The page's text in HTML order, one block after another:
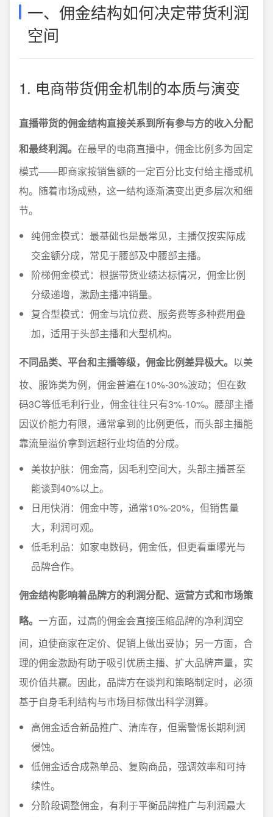
一、佣金结构如何决定带货利润
空间
1. 电商带货佣金机制的本质与演变
直播带货的佣金结构直接关系到所有参与方的收入分配
和最终利润。 在最早的电商直播中，佣金比例多为固定
模式——即商家按销售额的一定百分比支付给主播或机
构。随着市场成熟，这一结构逐渐演变出更多层次和细
节。
纯佣金模式：最基础也是最常见，主播仅按实际成
交金额分成，常见于腰部及中腰部主播。
阶梯佣金模式：根据带货业绩达标情况，佣金比例
分级递增，激励主播冲销量。
复合型模式：佣金与坑位费、服务费等多种费用叠
加，适用于头部主播和大型机构。
不同品类、平台和主播等级，佣金比例差异极大。 以美
妆、服饰类为例，佣金普遍在10%-30%波动；但在数
码3C等低毛利行业，佣金往往只有3%-10%。腰部主播
因议价能力有限，通常拿到的比例更低，而头部主播能
靠流量溢价拿到远超行业均值的分成。
美妆护肤：佣金高，因毛利空间大，头部主播甚至
能谈到40%以上。
日用快消：佣金中等，通常10%-20%，但销售量
大，利润可观。
低毛利品：如家电数码，佣金低，但更看重曝光与
品牌合作。
佣金结构影响着品牌方的利润分配、运营方式和市场策
略。 一方面，过高的佣金会直接压缩品牌的净利润空
间，迫使商家在定价、促销上做出妥协；另一方面，合
理的佣金激励有助于吸引优质主播、扩大品牌声量，实
现价值共赢。因此，品牌方在谈判和策略制定时，必须
基于自身毛利结构与市场目标做出科学测算。
高佣金适合新品推广、清库存，但需警惕长期利润
侵蚀。
低佣金适合成熟单品、复购商品，强调效率和可持
续性。
分阶段调整佣金，有利于平衡品牌推广与利润最大